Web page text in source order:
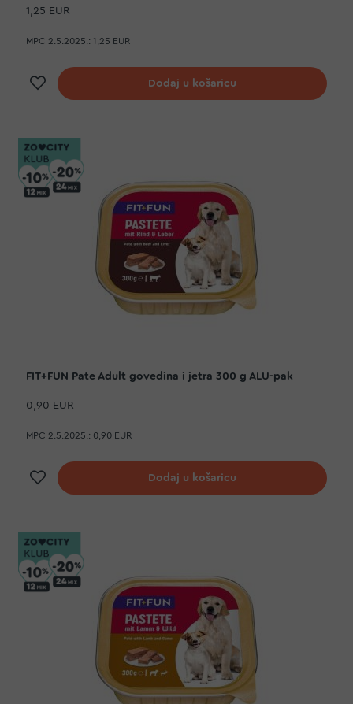
1,25 EUR
MPC 2.5.2025.: 1,25 EUR
Dodaj na listu želja
Dodaj u košaricu
FIT+FUN Pate Adult govedina i jetra 300 g ALU-pak
0,90 EUR
MPC 2.5.2025.: 0,90 EUR
Dodaj na listu želja
Dodaj u košaricu